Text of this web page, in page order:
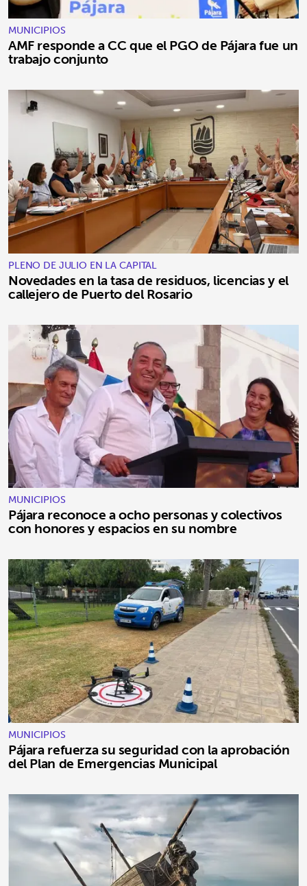
MUNICIPIOS
AMF responde a CC que el PGO de Pájara fue un
trabajo conjunto
PLENO DE JULIO EN LA CAPITAL
Novedades en la tasa de residuos, licencias y el
callejero de Puerto del Rosario
MUNICIPIOS
Pájara reconoce a ocho personas y colectivos
con honores y espacios en su nombre
MUNICIPIOS
Pájara refuerza su seguridad con la aprobación
del Plan de Emergencias Municipal